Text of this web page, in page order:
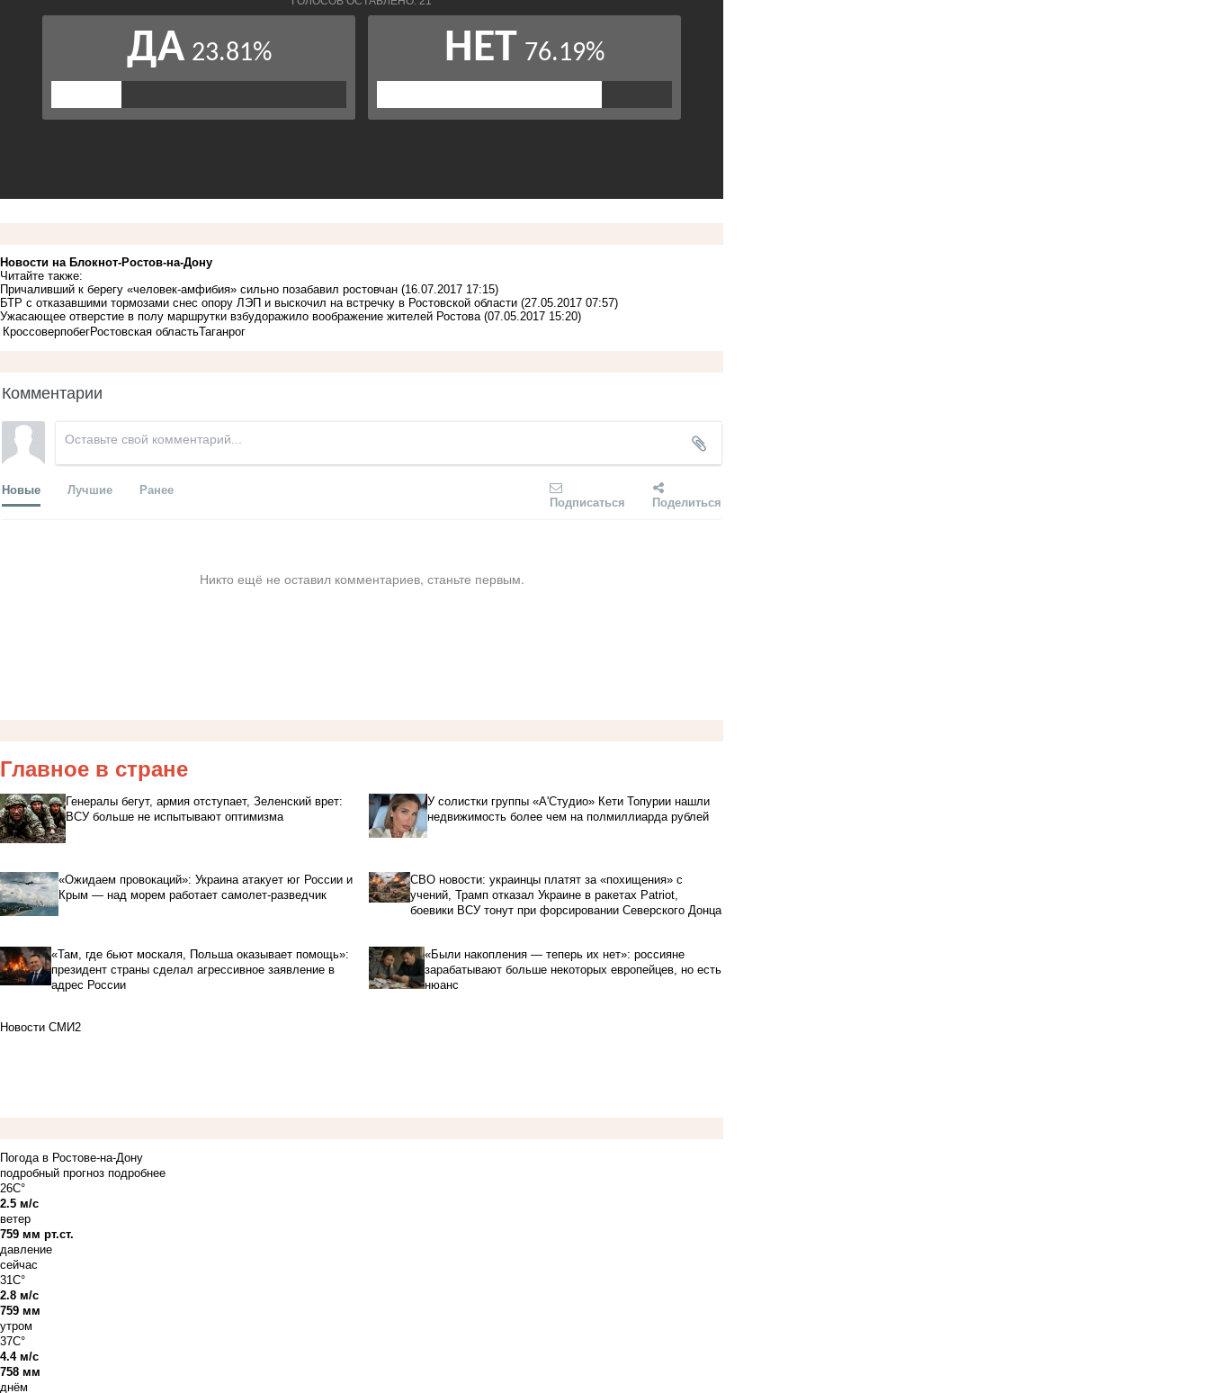
Новости на Блoкнoт-Ростов-на-Дону
Читайте также:
Причаливший к берегу «человек-амфибия» сильно позабавил ростовчан (16.07.2017 17:15)
БТР с отказавшими тормозами снес опору ЛЭП и выскочил на встречку в Ростовской области (27.05.2017 07:57)
Ужасающее отверстие в полу маршрутки взбудоражило воображение жителей Ростова (07.05.2017 15:20)
КроссоверпобегРостовская областьТаганрог
Комментарии
Новые Лучшие Ранее
Подписаться Поделиться
Никто ещё не оставил комментариев, станьте первым.
Главное в стране
Генералы бегут, армия отступает, Зеленский врет:
ВСУ больше не испытывают оптимизма
У солистки группы «А'Студио» Кети Топурии нашли
недвижимость более чем на полмиллиарда рублей
«Ожидаем провокаций»: Украина атакует юг России и
Крым — над морем работает самолет-разведчик
СВО новости: украинцы платят за «похищения» с
учений, Трамп отказал Украине в ракетах Patriot,
боевики ВСУ тонут при форсировании Северского Донца
«Там, где бьют москаля, Польша оказывает помощь»:
президент страны сделал агрессивное заявление в
адрес России
«Были накопления — теперь их нет»: россияне
зарабатывают больше некоторых европейцев, но есть
нюанс
Новости СМИ2
Погода в Ростове-на-Дону
подробный прогноз подробнее
26C°
2.5 м/с
ветер
759 мм рт.ст.
давление
сейчас
31C°
2.8 м/с
759 мм
утром
37C°
4.4 м/с
758 мм
днём